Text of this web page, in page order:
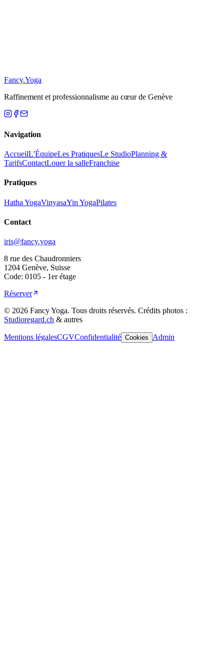
Fancy.Yoga
Raffinement et professionnalisme au cœur de Genève
Navigation
AccueilL'ÉquipeLes PratiquesLe StudioPlanning &
TarifsContactLouer la salleFranchise
Pratiques
Hatha YogaVinyasaYin YogaPilates
Contact
iris@fancy.yoga
8 rue des Chaudronniers
1204 Genève, Suisse
Code: 0105 - 1er étage
Réserver
© 2026 Fancy Yoga. Tous droits réservés. Crédits photos :
Studioregard.ch & autres
Mentions légalesCGVConfidentialité Cookies Admin